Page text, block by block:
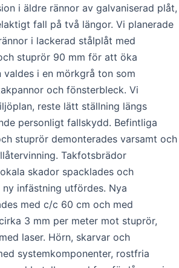
i äldre rännor av galvaniserad plåt,
fall på två längor. Vi planerade
i lackerad stålplåt med
stuprör 90 mm för att öka
valdes i en mörkgrå ton som
och fönsterbleck. Vi
reste lätt ställning längs
personligt fallskydd. Befintliga
stuprör demonterades varsamt och
Takfotsbrädor
skador spacklades och
ny infästning utfördes. Nya
med c/c 60 cm och med
3 mm per meter mot stuprör,
laser. Hörn, skarvar och
systemkomponenter, rostfria